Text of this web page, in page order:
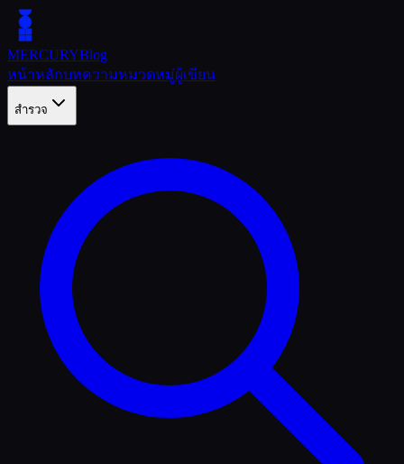
MERCURYBlog
หน้าหลักบทความหมวดหมู่ผู้เขียน
สำรวจ